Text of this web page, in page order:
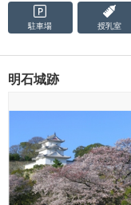
駐車場 授乳室
明石城跡